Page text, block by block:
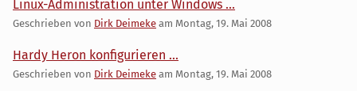
Linux-Administration unter Windows ...
Geschrieben von Dirk Deimeke am Montag, 19. Mai 2008
Hardy Heron konfigurieren ...
Geschrieben von Dirk Deimeke am Montag, 19. Mai 2008